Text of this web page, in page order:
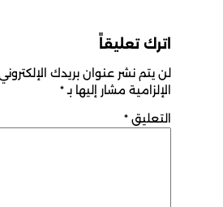
اترك تعليقاً
لن يتم نشر عنوان بريدك الإلكتروني. الحقول
الإلزامية مشار إليها بـ*